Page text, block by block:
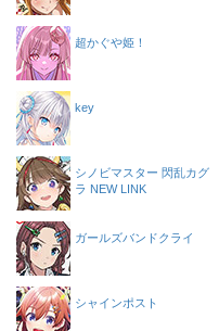
超かぐや姫！
key
シノビマスター 閃乱カグ
ラ NEW LINK
ガールズバンドクライ
シャインポスト